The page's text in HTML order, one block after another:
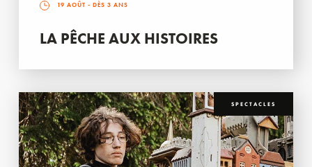
19 AOÛT - DÈS 3 ANS
LA PÊCHE AUX HISTOIRES
SPECTACLES